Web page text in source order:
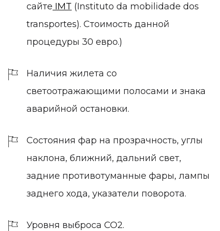
сайте IMT (Instituto da mobilidade dos
transportes). Стоимость данной
процедуры 30 евро.)
Наличия жилета со
светоотражающими полосами и знака
аварийной остановки.
Состояния фар на прозрачность, углы
наклона, ближний, дальний свет,
задние противотуманные фары, лампы
заднего хода, указатели поворота.
Уровня выброса СО2.